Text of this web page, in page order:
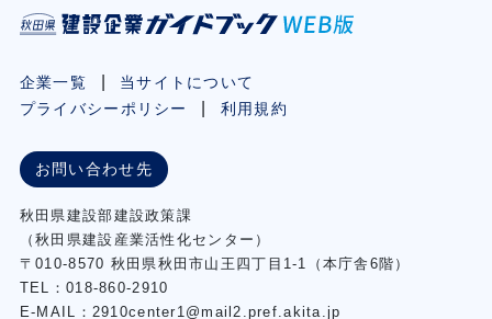
企業一覧
当サイトについて
プライバシーポリシー
利用規約
お問い合わせ先
秋⽥県建設部建設政策課
（秋⽥県建設産業活性化センター）
〒010-8570 秋田県秋田市⼭王四丁⽬1-1（本庁舎6階）
TEL：018-860-2910
E-MAIL：2910center1@mail2.pref.akita.jp